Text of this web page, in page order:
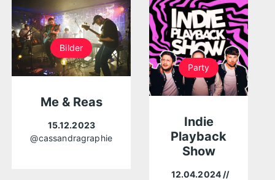
Bilder
Me & Reas
15.12.2023
@cassandragraphie
Party
Indie
Playback
Show
12.04.2024 //